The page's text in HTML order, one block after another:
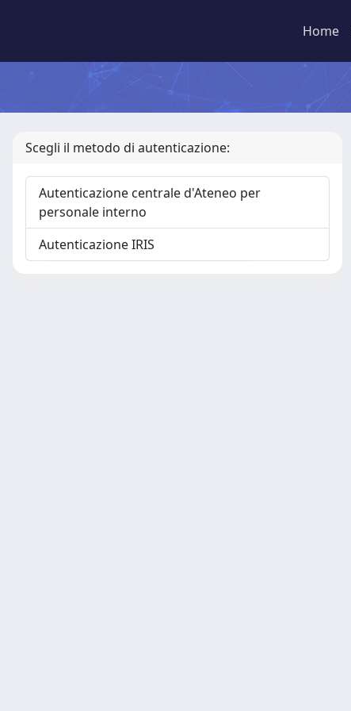
Home
Scegli il metodo di autenticazione:
Autenticazione centrale d'Ateneo per
personale interno
Autenticazione IRIS